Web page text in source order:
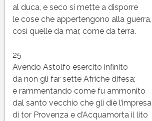
al duca, e seco si mette a disporre
le cose che appertengono alla guerra,
così quelle da mar, come da terra.
25
Avendo Astolfo esercito infinito
da non gli far sette Afriche difesa;
e rammentando come fu ammonito
dal santo vecchio che gli diè l’impresa
di tor Provenza e d’Acquamorta il lito